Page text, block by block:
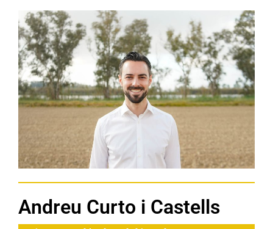
Andreu Curto i Castells